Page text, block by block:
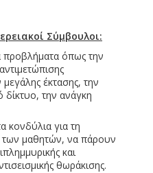
Σύμβουλοι:
όπως την
έκτασης, την
δίκτυο, την ανάγκη
κονδύλια για τη
των μαθητών, να πάρουν
και
θωράκισης.